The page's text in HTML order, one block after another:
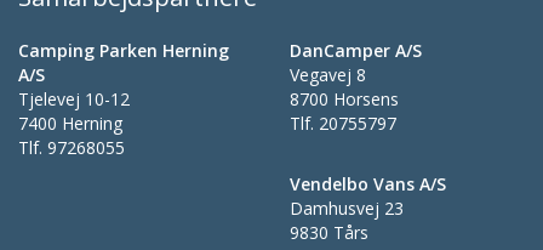
Camping Parken Herning
A/S
Tjelevej 10-12
7400 Herning
Tlf. 97268055
DanCamper A/S
Vegavej 8
8700 Horsens
Tlf. 20755797
Vendelbo Vans A/S
Damhusvej 23
9830 Tårs